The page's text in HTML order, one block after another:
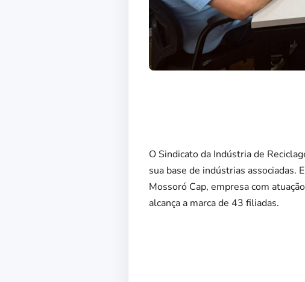
O Sindicato da Indústria de
sua base de indústrias associadas.
Mossoró Cap, empresa com
alcança a marca de 43 filiadas.